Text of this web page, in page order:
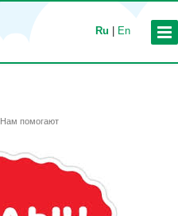
Ru En
Нам помогают